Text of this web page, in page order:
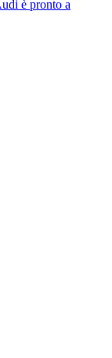
è pronto a